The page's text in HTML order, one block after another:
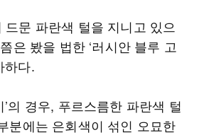
문 파란색 털을 지니고 있으
은 봤을 법한 ‘러시안 블루 고
하다.
’의 경우, 푸르스름한 파란색 털
분에는 은회색이 섞인 오묘한